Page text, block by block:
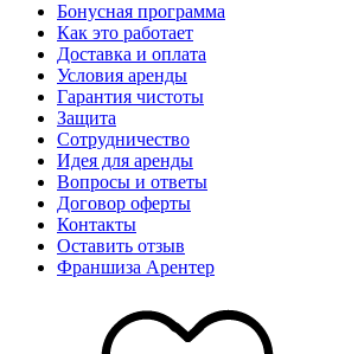
Бонусная программа
Как это работает
Доставка и оплата
Условия аренды
Гарантия чистоты
Защита
Сотрудничество
Идея для аренды
Вопросы и ответы
Договор оферты
Контакты
Оставить отзыв
Франшиза Арентер